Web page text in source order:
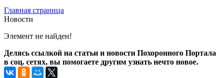
Главная страница
Новости
Элемент не найден!
Делясь ссылкой на статьи и новости Похоронного Портала
в соц. сетях, вы помогаете другим узнать нечто новое.